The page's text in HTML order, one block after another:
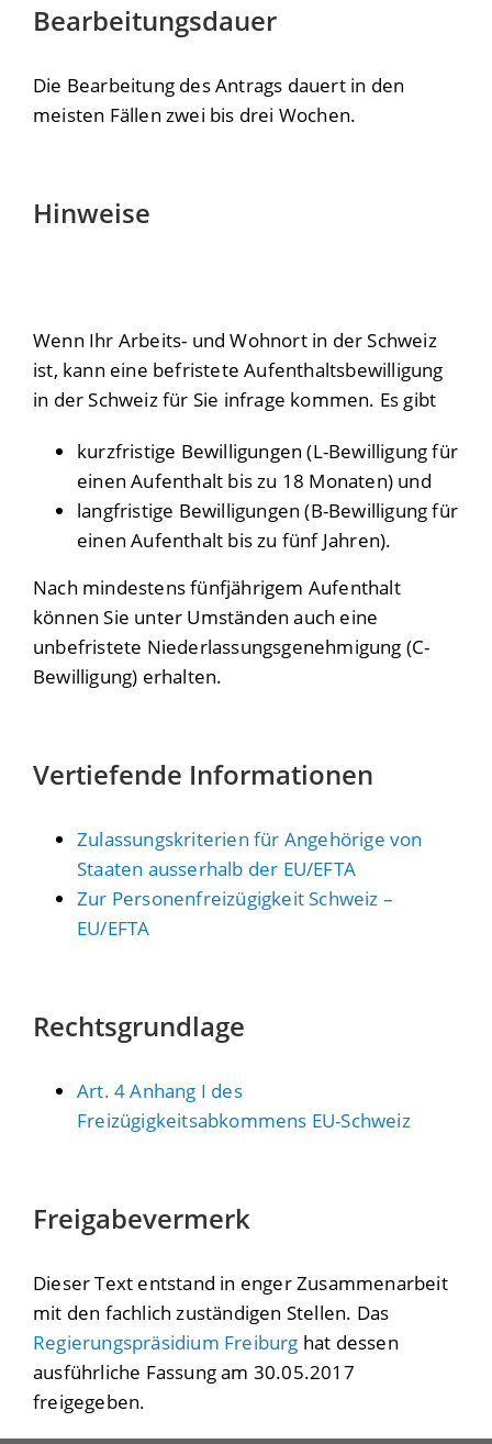
Bearbeitungsdauer
Die Bearbeitung des Antrags dauert in den
meisten Fällen zwei bis drei Wochen.
Hinweise
Wenn Ihr Arbeits- und Wohnort in der Schweiz
ist, kann eine befristete Aufenthaltsbewilligung
in der Schweiz für Sie infrage kommen. Es gibt
kurzfristige Bewilligungen (L-Bewilligung für
einen Aufenthalt bis zu 18 Monaten) und
langfristige Bewilligungen (B-Bewilligung für
einen Aufenthalt bis zu fünf Jahren).
Nach mindestens fünfjährigem Aufenthalt
können Sie unter Umständen auch eine
unbefristete Niederlassungsgenehmigung (C-
Bewilligung) erhalten.
Vertiefende Informationen
Zulassungskriterien für Angehörige von
Staaten ausserhalb der EU/EFTA
Zur Personenfreizügigkeit Schweiz –
EU/EFTA
Rechtsgrundlage
Art. 4 Anhang I des
Freizügigkeitsabkommens EU-Schweiz
Freigabevermerk
Dieser Text entstand in enger Zusammenarbeit
mit den fachlich zuständigen Stellen. Das
Regierungspräsidium Freiburg hat dessen
ausführliche Fassung am 30.05.2017
freigegeben.